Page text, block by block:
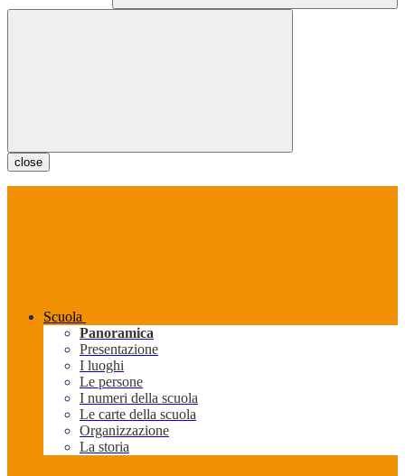
close
Scuola
Panoramica
Presentazione
I luoghi
Le persone
I numeri della scuola
Le carte della scuola
Organizzazione
La storia